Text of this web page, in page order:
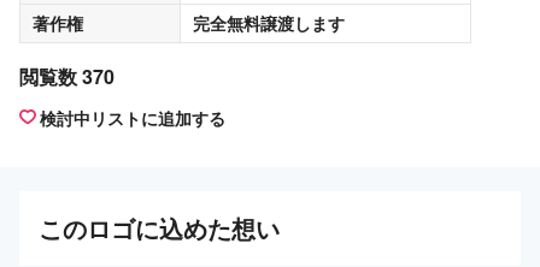
著作権
完全無料譲渡します
閲覧数 370
検討中リストに追加する
このロゴに込めた想い